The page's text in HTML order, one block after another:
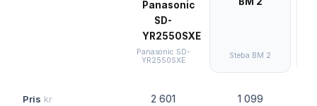
Panasonic SD-
YR2550SXE
Steba BM 2
Pris kr 2 601 1 099